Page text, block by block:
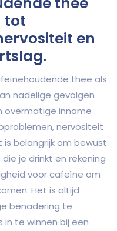
tot
en
thee als
nadelige gevolgen
overmatige inname
nervositeit
belangrijk om bewust
je drinkt en rekening
voor cafeïne om
Het is altijd
benadering te
in te winnen bij een